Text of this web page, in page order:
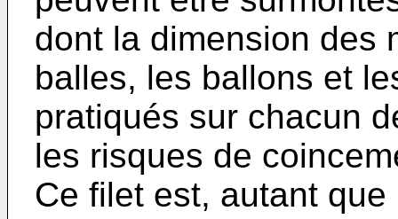
dont la dimension des
balles, les ballons et
pratiqués sur chacun
les risques de
Ce filet est, autant